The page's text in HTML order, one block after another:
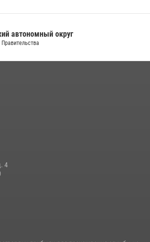
продолжаются на Ямале
автономный округ
4